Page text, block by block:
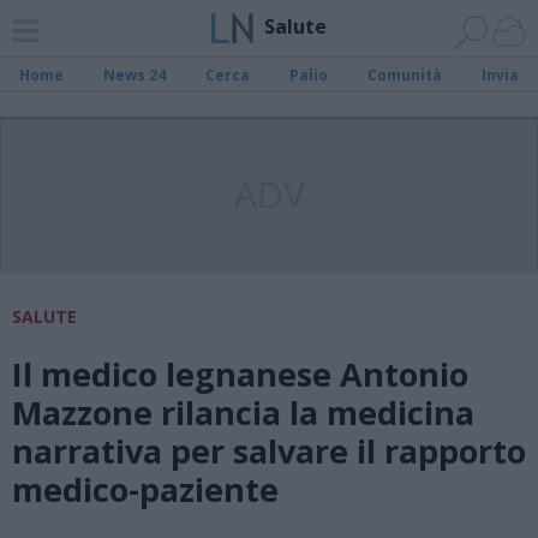
Salute
Home News 24 Cerca Palio Comunità Invia
SALUTE
Il medico legnanese Antonio
Mazzone rilancia la medicina
narrativa per salvare il rapporto
medico-paziente